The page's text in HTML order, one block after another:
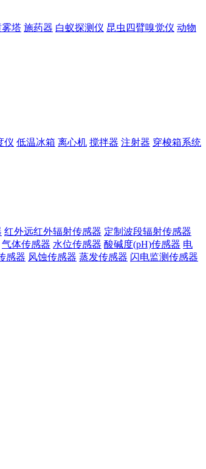
雾塔 施药器 白蚁探测仪 昆虫四臂嗅觉仪 动物
仪 低温冰箱 离心机 搅拌器 注射器 穿梭箱系统
红外远红外辐射传感器 定制波段辐射传感器
气体传感器 水位传感器 酸碱度(pH)传感器 电
感器 风蚀传感器 蒸发传感器 闪电监测传感器